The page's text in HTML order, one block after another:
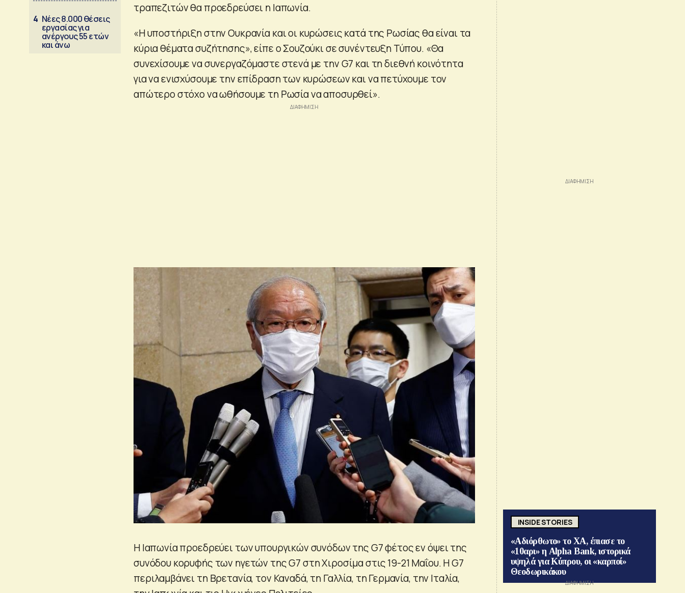
4 Νέες 8.000 θέσεις
εργασίας για
ανέργους 55 ετών
και άνω
τραπεζιτών θα προεδρεύσει η Ιαπωνία.
«Η υποστήριξη στην Ουκρανία και οι κυρώσεις κατά της Ρωσίας θα είναι τα
κύρια θέματα συζήτησης», είπε ο Σουζούκι σε συνέντευξη Τύπου. «Θα
συνεχίσουμε να συνεργαζόμαστε στενά με την G7 και τη διεθνή κοινότητα
για να ενισχύσουμε την επίδραση των κυρώσεων και να πετύχουμε τον
απώτερο στόχο να ωθήσουμε τη Ρωσία να αποσυρθεί».
Η Ιαπωνία προεδρεύει των υπουργικών συνόδων της G7 φέτος εν όψει της
συνόδου κορυφής των ηγετών της G7 στη Χιροσίμα στις 19-21 Μαΐου. Η G7
περιλαμβάνει τη Βρετανία, τον Καναδά, τη Γαλλία, τη Γερμανία, την Ιταλία,
INSIDE STORIES
«Αδιόρθωτο» το ΧΑ, έπιασε το
«10αρι» η Alpha Bank, ιστορικά
υψηλά για Κύπρου, οι «καρποί»
Θεοδωρικάκου